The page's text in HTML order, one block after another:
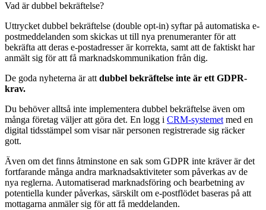
Vad är dubbel bekräftelse?
Uttrycket dubbel bekräftelse (double opt-in) syftar på automatiska e-
postmeddelanden som skickas ut till nya prenumeranter för att
bekräfta att deras e-postadresser är korrekta, samt att de faktiskt har
anmält sig för att få marknadskommunikation från dig.
De goda nyheterna är att dubbel bekräftelse inte är ett GDPR-
krav.
Du behöver alltså inte implementera dubbel bekräftelse även om
många företag väljer att göra det. En logg i CRM-systemet med en
digital tidsstämpel som visar när personen registrerade sig räcker
gott.
Även om det finns åtminstone en sak som GDPR inte kräver är det
fortfarande många andra marknadsaktiviteter som påverkas av de
nya reglerna. Automatiserad marknadsföring och bearbetning av
potentiella kunder påverkas, särskilt om e-postflödet baseras på att
mottagarna anmäler sig för att få meddelanden.